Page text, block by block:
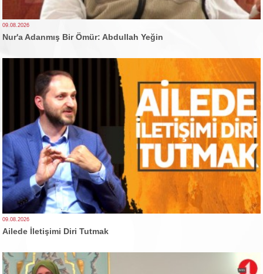
09.08.2026
Nur'a Adanmış Bir Ömür: Abdullah Yeğin
09.08.2026
Ailede İletişimi Diri Tutmak